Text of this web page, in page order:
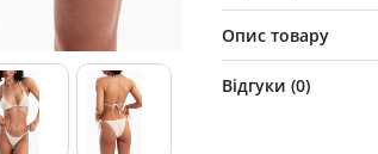
Опис товару
Відгуки (0)